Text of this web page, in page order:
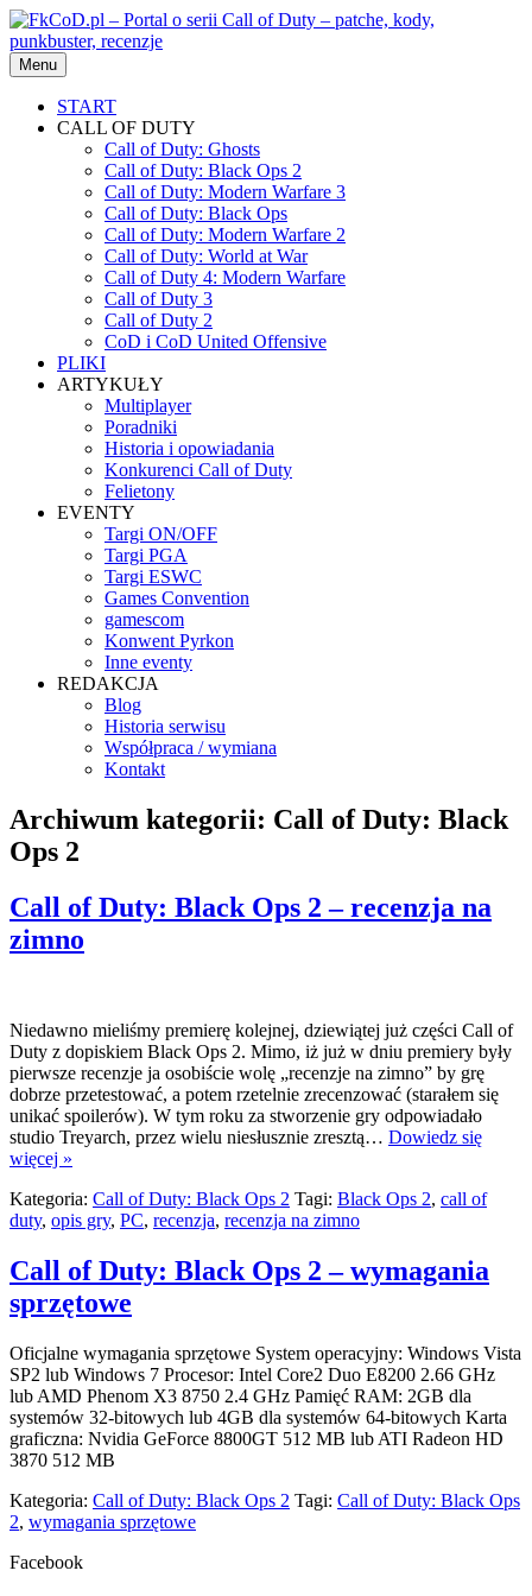
Przejdź
do
treści
Menu
START
CALL OF DUTY
Call of Duty: Ghosts
Call of Duty: Black Ops 2
Call of Duty: Modern Warfare 3
Call of Duty: Black Ops
Call of Duty: Modern Warfare 2
Call of Duty: World at War
Call of Duty 4: Modern Warfare
Call of Duty 3
Call of Duty 2
CoD i CoD United Offensive
PLIKI
ARTYKUŁY
Multiplayer
Poradniki
Historia i opowiadania
Konkurenci Call of Duty
Felietony
EVENTY
Targi ON/OFF
Targi PGA
Targi ESWC
Games Convention
gamescom
Konwent Pyrkon
Inne eventy
REDAKCJA
Blog
Historia serwisu
Współpraca / wymiana
Kontakt
Archiwum kategorii: Call of Duty: Black
Ops 2
Call of Duty: Black Ops 2 – recenzja na
zimno
Niedawno mieliśmy premierę kolejnej, dziewiątej już części Call of
Duty z dopiskiem Black Ops 2. Mimo, iż już w dniu premiery były
pierwsze recenzje ja osobiście wolę „recenzje na zimno” by grę
dobrze przetestować, a potem rzetelnie zrecenzować (starałem się
unikać spoilerów). W tym roku za stworzenie gry odpowiadało
studio Treyarch, przez wielu niesłusznie zresztą… Dowiedz się
więcej »
Kategoria: Call of Duty: Black Ops 2 Tagi: Black Ops 2, call of
duty, opis gry, PC, recenzja, recenzja na zimno
Call of Duty: Black Ops 2 – wymagania
sprzętowe
Oficjalne wymagania sprzętowe System operacyjny: Windows Vista
SP2 lub Windows 7 Procesor: Intel Core2 Duo E8200 2.66 GHz
lub AMD Phenom X3 8750 2.4 GHz Pamięć RAM: 2GB dla
systemów 32-bitowych lub 4GB dla systemów 64-bitowych Karta
graficzna: Nvidia GeForce 8800GT 512 MB lub ATI Radeon HD
3870 512 MB
Kategoria: Call of Duty: Black Ops 2 Tagi: Call of Duty: Black Ops
2, wymagania sprzętowe
Facebook